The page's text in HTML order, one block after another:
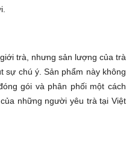
trà, nhưng sản lượng của trà
sự chú ý. Sản phẩm này không
gói và phân phối một cách
những người yêu trà tại Việt